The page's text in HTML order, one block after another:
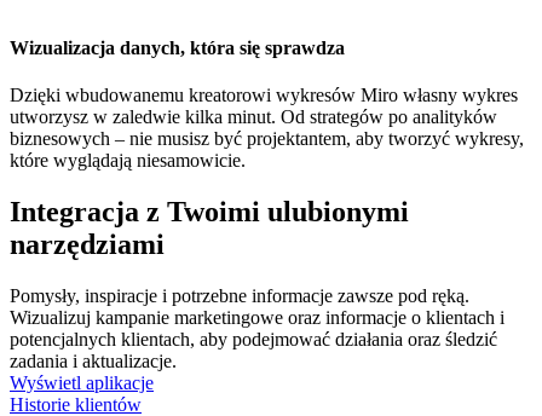
Wizualizacja danych, która się sprawdza
Dzięki wbudowanemu kreatorowi wykresów Miro własny wykres
utworzysz w zaledwie kilka minut. Od strategów po analityków
biznesowych – nie musisz być projektantem, aby tworzyć wykresy,
które wyglądają niesamowicie.
Integracja z Twoimi ulubionymi
narzędziami
Pomysły, inspiracje i potrzebne informacje zawsze pod ręką.
Wizualizuj kampanie marketingowe oraz informacje o klientach i
potencjalnych klientach, aby podejmować działania oraz śledzić
zadania i aktualizacje.
Wyświetl aplikacje
Historie klientów